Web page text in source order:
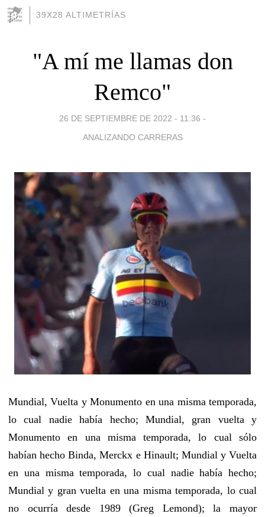
39X28 ALTIMETRÍAS
"A mí me llamas don
Remco"
26 DE SEPTIEMBRE DE 2022 - 11:36 -
ANALIZANDO CARRERAS
Mundial, Vuelta y Monumento en una misma temporada,
lo cual nadie había hecho; Mundial, gran vuelta y
Monumento en una misma temporada, lo cual sólo
habían hecho Binda, Merckx e Hinault; Mundial y Vuelta
en una misma temporada, lo cual nadie había hecho;
Mundial y gran vuelta en una misma temporada, lo cual
no ocurría desde 1989 (Greg Lemond); la mayor